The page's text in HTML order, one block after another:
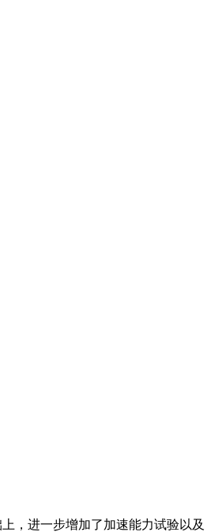
，进一步增加了加速能力试验以及